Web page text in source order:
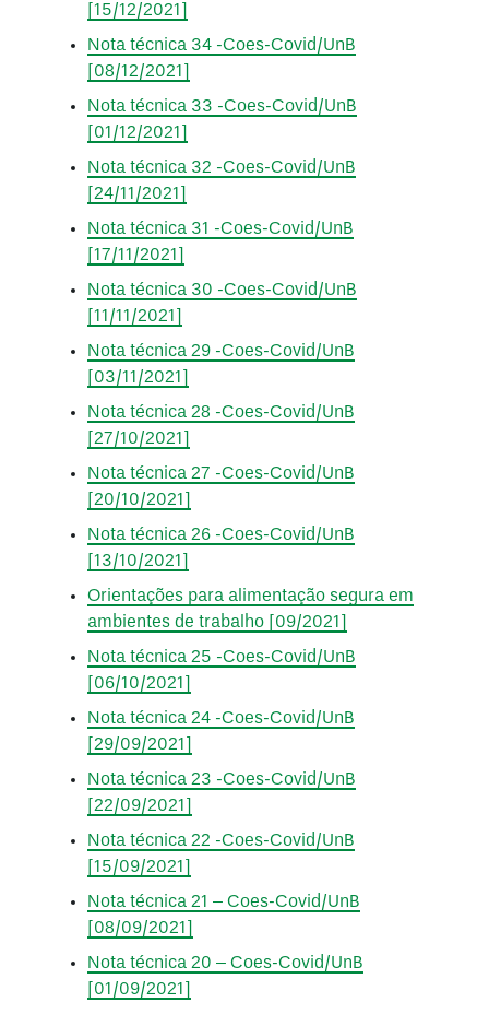
[15/12/2021]
Nota técnica 34 -Coes-Covid/UnB
[08/12/2021]
Nota técnica 33 -Coes-Covid/UnB
[01/12/2021]
Nota técnica 32 -Coes-Covid/UnB
[24/11/2021]
Nota técnica 31 -Coes-Covid/UnB
[17/11/2021]
Nota técnica 30 -Coes-Covid/UnB
[11/11/2021]
Nota técnica 29 -Coes-Covid/UnB
[03/11/2021]
Nota técnica 28 -Coes-Covid/UnB
[27/10/2021]
Nota técnica 27 -Coes-Covid/UnB
[20/10/2021]
Nota técnica 26 -Coes-Covid/UnB
[13/10/2021]
Orientações para alimentação segura em
ambientes de trabalho [09/2021]
Nota técnica 25 -Coes-Covid/UnB
[06/10/2021]
Nota técnica 24 -Coes-Covid/UnB
[29/09/2021]
Nota técnica 23 -Coes-Covid/UnB
[22/09/2021]
Nota técnica 22 -Coes-Covid/UnB
[15/09/2021]
Nota técnica 21 – Coes-Covid/UnB
[08/09/2021]
Nota técnica 20 – Coes-Covid/UnB
[01/09/2021]